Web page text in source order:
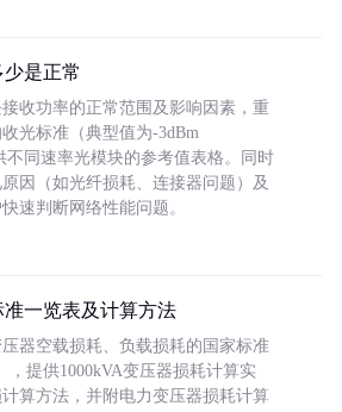
是正常
收功率的正常范围及影响因素，重
光标准（典型值为-3dBm
不同速率光模块的参考值表格。同时
因（如光纤损耗、连接器问题）及
速判断网络性能问题。
一览表及计算方法
器空载损耗、负载损耗的国家标准
，提供1000kVA变压器损耗计算实
算方法，并附电力变压器损耗计算